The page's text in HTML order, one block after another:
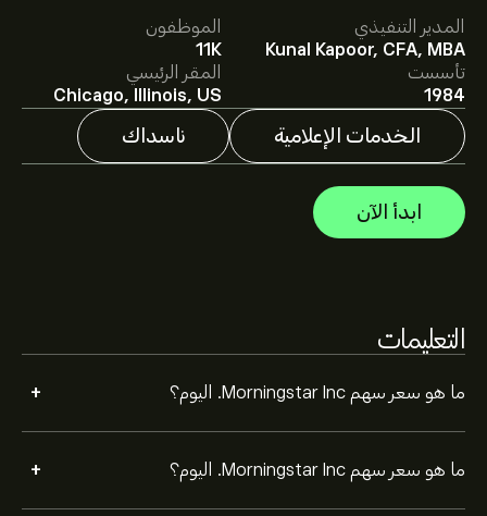
المدير التنفيذي
Kunal Kapoor, CFA, MBA
الموظفون
11K
تأسست
1984
المقر الرئيسي
Chicago, Illinois, US
الخدمات الإعلامية ناسداك
ابدأ الآن
التعليمات
ما هو سعر سهم Morningstar Inc. اليوم؟ +
ما هو سعر سهم Morningstar Inc. اليوم؟ +
196.57‎$‎. اشترك
في eToro لمعرفة التفاصيل حول توقعات
المحللين والأسعار المستهدفة للأسهم.
اتجاهات السوق، التقارير المالية، والنمو المتوقع. راقِب آخر
التوقعات لتحركات الأسعار المستقبلية.
القيمة السوقية لـ Morningstar Inc. هي 7.37B‎$‎ دولار